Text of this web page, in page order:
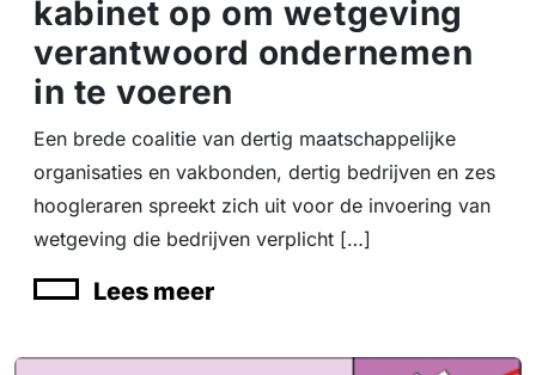
kabinet op om wetgeving
verantwoord ondernemen
in te voeren
Een brede coalitie van dertig maatschappelijke
organisaties en vakbonden, dertig bedrijven en zes
hoogleraren spreekt zich uit voor de invoering van
wetgeving die bedrijven verplicht […]
Lees meer